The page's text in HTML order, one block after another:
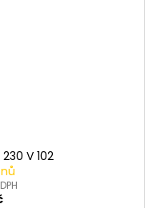
V 102